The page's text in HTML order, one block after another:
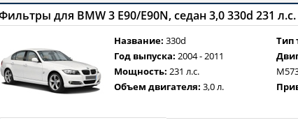
Название: 330d
Год выпуска: 2004 - 2011
Мощность: 231 л.с.
Объем двигателя: 3,0 л.
Тип